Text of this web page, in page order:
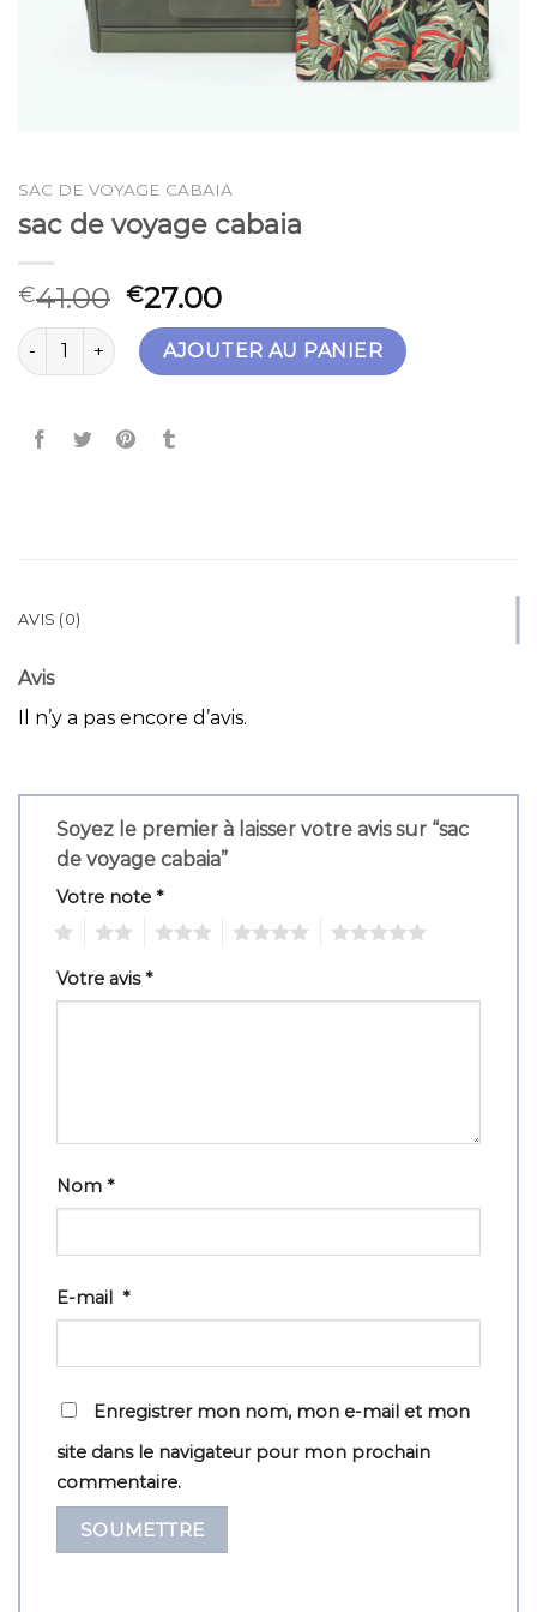
SAC DE VOYAGE CABAIA
sac de voyage cabaia
€41.00 €27.00
quantité de sac de voyage cabaia
AJOUTER AU PANIER
AVIS (0)
Avis
Il n’y a pas encore d’avis.
Soyez le premier à laisser votre avis sur “sac
de voyage cabaia”
Votre note *
Votre avis*
Nom *
E-mail *
Enregistrer mon nom, mon e-mail et mon
site dans le navigateur pour mon prochain
commentaire.